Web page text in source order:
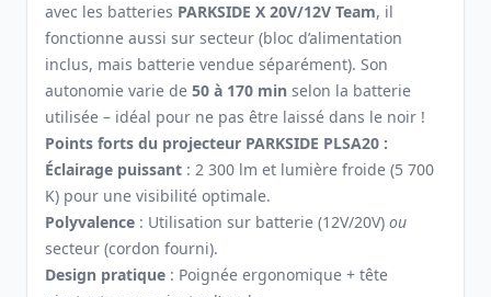
avec les batteries PARKSIDE X 20V/12V Team, il
fonctionne aussi sur secteur (bloc d’alimentation
inclus, mais batterie vendue séparément). Son
autonomie varie de 50 à 170 min selon la batterie
utilisée – idéal pour ne pas être laissé dans le noir !
Points forts du projecteur PARKSIDE PLSA20 :
Éclairage puissant : 2 300 lm et lumière froide (5 700
K) pour une visibilité optimale.
Polyvalence : Utilisation sur batterie (12V/20V) ou
secteur (cordon fourni).
Design pratique : Poignée ergonomique + tête